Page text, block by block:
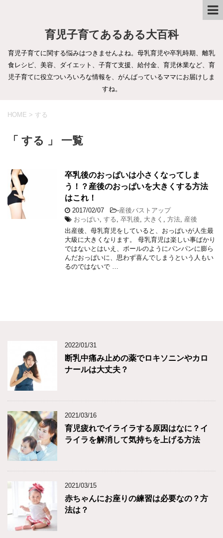
育児子育てあるある大百科
育児子育てに関する悩みはつきませんよね。母乳育児や卒乳時期、離乳
食レシピ、美容、ダイエット、子育て支援、給付金、育児休業など、育
児子育てに役立ついろいろな情報を、がんばっているママにお届けしま
すね。
HOME > する
「 する 」 一覧
卒乳後のおっぱいは小さくなってしま
う！？産後のおっぱいを大きくする方法
はこれ！
2017/02/07 -産後バストアップ
おっぱい する 卒乳後 大きく 方法 産後
出産後、母乳育児をしていると、おっぱいが人生最
大級に大きくなります。 母乳育児は楽しい事ばかり
ではないとはいえ、ボールのようにパンパンに膨ら
んだおっぱいに、思わず喜んでしまうという人もい
るのではないで …
2022/01/31
断乳中痛み止めの薬でロキソニンやカロ
ナールは大丈夫？
2021/03/16
育児疲れでイライラする原因はなに？イ
ライラを解消して気持ちを上げる方法
2021/03/15
赤ちゃんにお座りの練習は必要なの？方
法は？